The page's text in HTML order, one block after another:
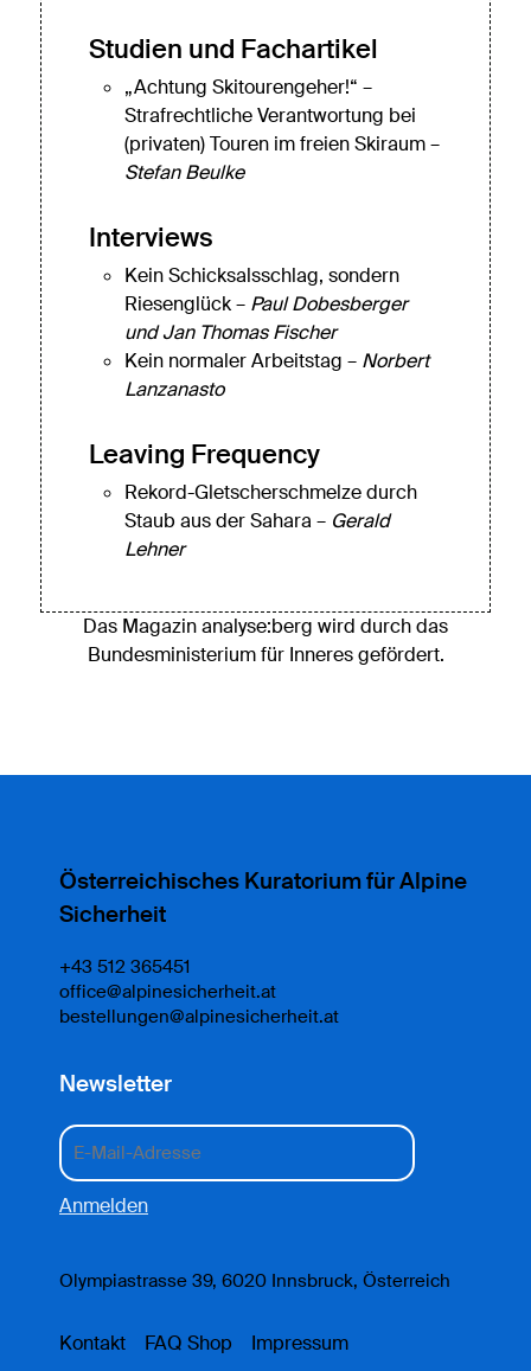
Studien und Fachartikel
„Achtung Skitourengeher!“ –
Strafrechtliche Verantwortung bei
(privaten) Touren im freien Skiraum –
Stefan Beulke
Interviews
Kein Schicksalsschlag, sondern
Riesenglück – Paul Dobesberger
und Jan Thomas Fischer
Kein normaler Arbeitstag – Norbert
Lanzanasto
Leaving Frequency
Rekord-Gletscherschmelze durch
Staub aus der Sahara – Gerald
Lehner
Das Magazin analyse:berg wird durch das
Bundesministerium für Inneres gefördert.
Österreichisches Kuratorium für Alpine
Sicherheit
+43 512 365451
office@alpinesicherheit.at
bestellungen@alpinesicherheit.at
Newsletter
Olympiastrasse 39, 6020 Innsbruck, Österreich
Kontakt FAQ Shop Impressum